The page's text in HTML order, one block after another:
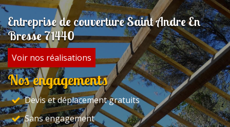
Entreprise de couverture Saint Andre En
Bresse 71440
Voir nos réalisations
Nos engagements
Devis et déplacement gratuits
Sans engagement